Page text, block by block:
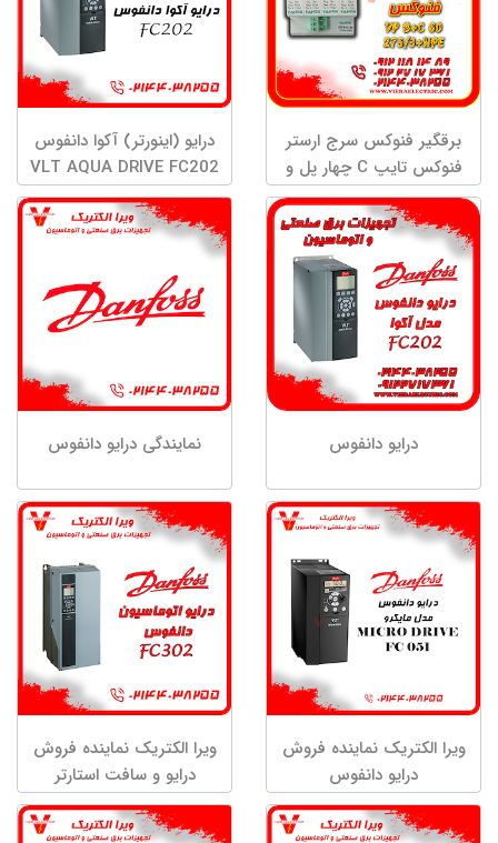
برقگیر فنوکس سرج ارستر
فنوکس تایپ C چهار پل و
تایپ B+C چهارپل
درایو (اینورتر) آکوا دانفوس
VLT AQUA DRIVE FC202
درایو دانفوس نمایندگی درایو دانفوس
ویرا الکتریک نماینده فروش
درایو دانفوس
ویرا الکتریک نماینده فروش
درایو و سافت استارتر
دانفوس